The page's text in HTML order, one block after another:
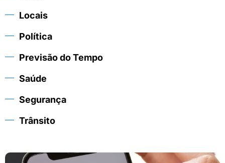
Locais
Política
Previsão do Tempo
Saúde
Segurança
Trânsito